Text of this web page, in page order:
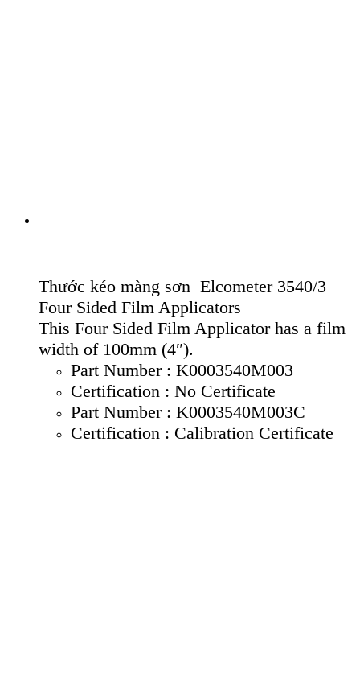
Thước kéo màng sơn Elcometer 3540/3
Four Sided Film Applicators
This Four Sided Film Applicator has a film
width of 100mm (4″).
Part Number : K0003540M003
Certification : No Certificate
Part Number : K0003540M003C
Certification : Calibration Certificate